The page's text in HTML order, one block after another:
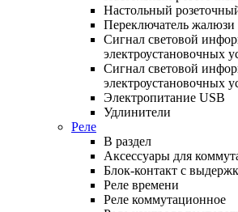
Настольный
Переключатель жалюзи
Сигнал световой
электроустановочных
Сигнал световой
электроустановочных
Электропитание USB
Удлинители
Реле
В раздел
Аксессуары для
Блок-контакт с
Реле времени
Реле коммутационное